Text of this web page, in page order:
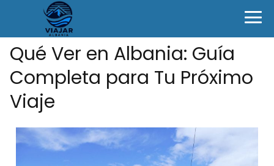
Qué Ver en Albania: Guía
Completa para Tu Próximo
Viaje